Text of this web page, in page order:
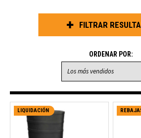
FILTRAR
ORDENAR POR:
LIQUIDACIÓN